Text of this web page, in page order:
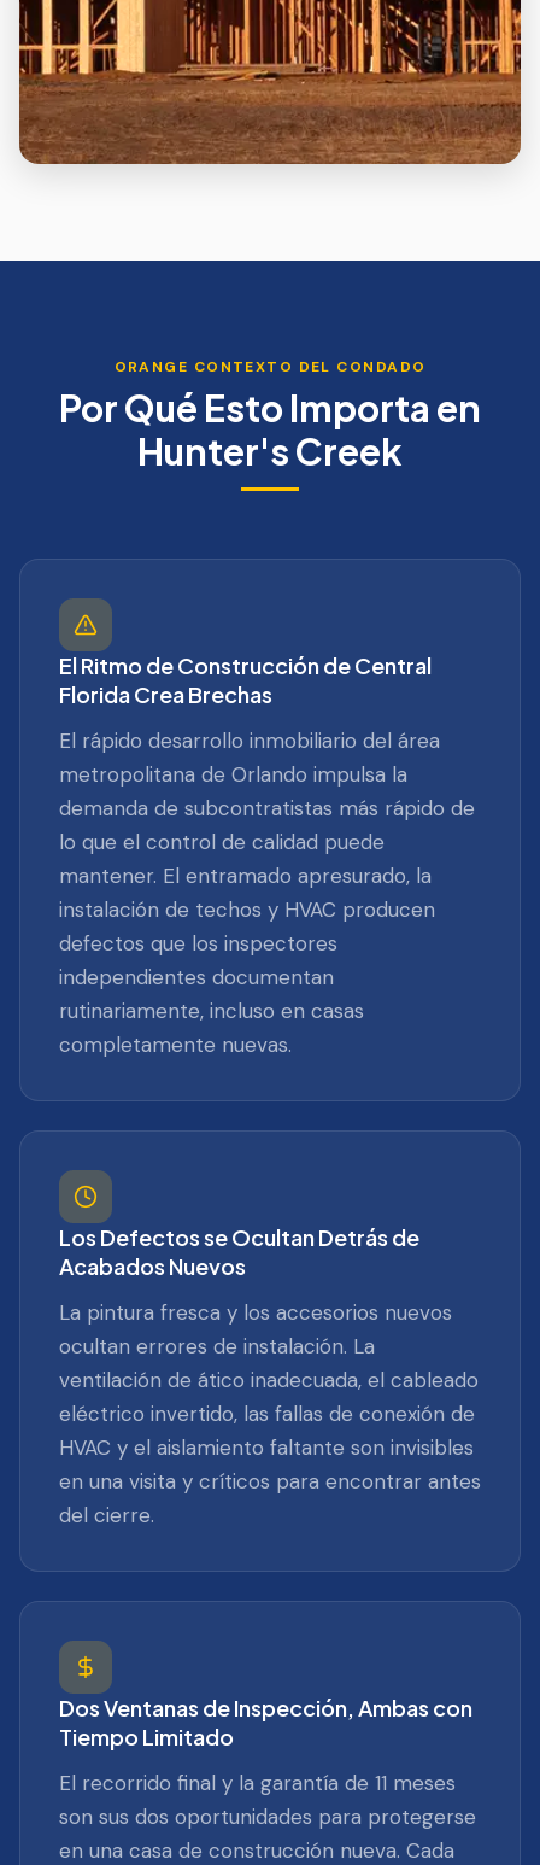
ORANGE CONTEXTO DEL CONDADO
Por Qué Esto Importa en
Hunter's Creek
El Ritmo de Construcción de Central
Florida Crea Brechas
El rápido desarrollo inmobiliario del área
metropolitana de Orlando impulsa la
demanda de subcontratistas más rápido de
lo que el control de calidad puede
mantener. El entramado apresurado, la
instalación de techos y HVAC producen
defectos que los inspectores
independientes documentan
rutinariamente, incluso en casas
completamente nuevas.
Los Defectos se Ocultan Detrás de
Acabados Nuevos
La pintura fresca y los accesorios nuevos
ocultan errores de instalación. La
ventilación de ático inadecuada, el cableado
eléctrico invertido, las fallas de conexión de
HVAC y el aislamiento faltante son invisibles
en una visita y críticos para encontrar antes
del cierre.
Dos Ventanas de Inspección, Ambas con
Tiempo Limitado
El recorrido final y la garantía de 11 meses
son sus dos oportunidades para protegerse
en una casa de construcción nueva. Cada